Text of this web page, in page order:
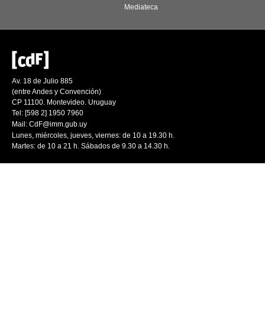
Mediateca
Av. 18 de Julio 885
(entre Andes y Convención)
CP 11100. Montevideo. Uruguay
Tel: [598 2] 1950 7960
Mail: CdF@imm.gub.uy
Lunes, miércoles, jueves, viernes: de 10 a 19.30 h.
Martes: de 10 a 21 h. Sábados de 9.30 a 14.30 h.